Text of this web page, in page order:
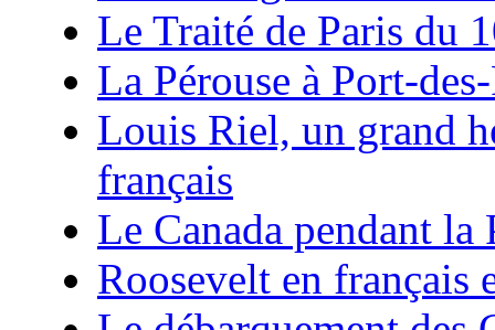
Le Traité de Paris du
La Pérouse à Port-
Louis Riel, un grand
français
Le Canada pendant
Roosevelt en français